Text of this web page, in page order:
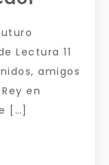
Lectura 11
amigos
en
[…]